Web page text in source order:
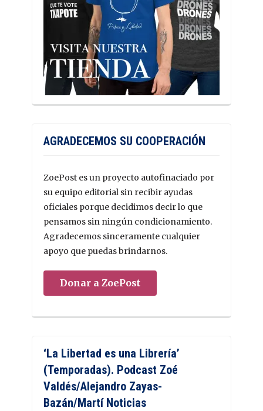
AGRADECEMOS SU COOPERACIÓN
ZoePost es un proyecto autofinaciado por
su equipo editorial sin recibir ayudas
oficiales porque decidimos decir lo que
pensamos sin ningún condicionamiento.
Agradecemos sinceramente cualquier
apoyo que puedas brindarnos.
Donar a ZoePost
‘La Libertad es una Librería’
(Temporadas). Podcast Zoé
Valdés/Alejandro Zayas-
Bazán/Martí Noticias